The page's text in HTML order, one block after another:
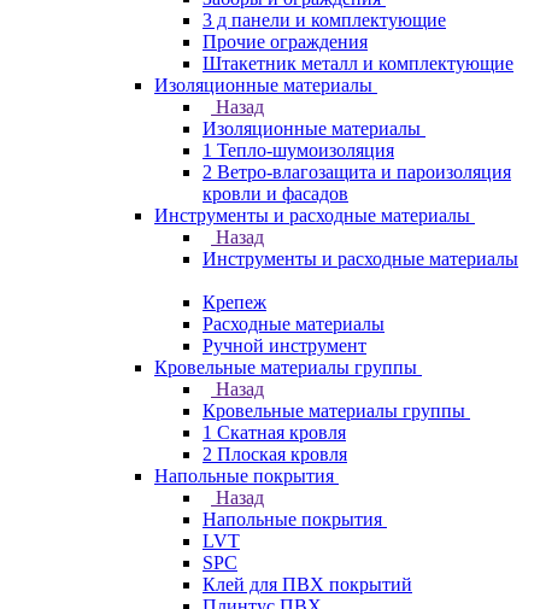
3 д панели и комплектующие
Прочие ограждения
Штакетник металл и комплектующие
Изоляционные материалы
Назад
Изоляционные материалы
1 Тепло-шумоизоляция
2 Ветро-влагозащита и пароизоляция
кровли и фасадов
Инструменты и расходные материалы
Назад
Инструменты и расходные материалы
Крепеж
Расходные материалы
Ручной инструмент
Кровельные материалы группы
Назад
Кровельные материалы группы
1 Скатная кровля
2 Плоская кровля
Напольные покрытия
Назад
Напольные покрытия
LVT
SPC
Клей для ПВХ покрытий